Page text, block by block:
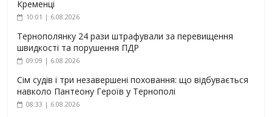
Кременці
10:01 | 6.08.2026
Тернополянку 24 рази штрафували за перевищення
швидкості та порушення ПДР
09:09 | 6.08.2026
Сім судів і три незавершені поховання: що відбувається
навколо Пантеону Героїв у Тернополі
08:33 | 6.08.2026